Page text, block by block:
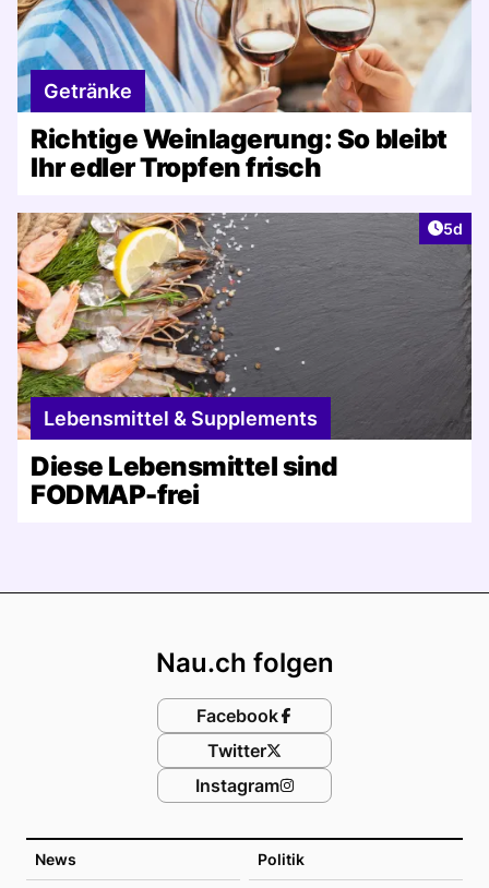
Getränke
Richtige Weinlagerung: So bleibt
Ihr edler Tropfen frisch
5d
Lebensmittel & Supplements
Diese Lebensmittel sind
FODMAP-frei
News Politik
Nau.ch folgen
Facebook
Twitter
Instagram